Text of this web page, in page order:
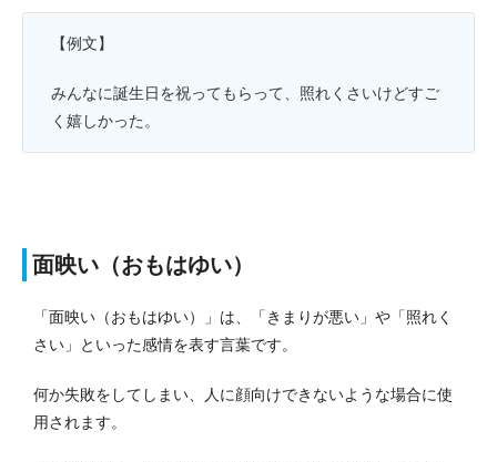
【例文】
みんなに誕生日を祝ってもらって、照れくさいけどすご
く嬉しかった。
面映い（おもはゆい）
「面映い（おもはゆい）」は、「きまりが悪い」や「照れく
さい」といった感情を表す言葉です。
何か失敗をしてしまい、人に顔向けできないような場合に使
用されます。